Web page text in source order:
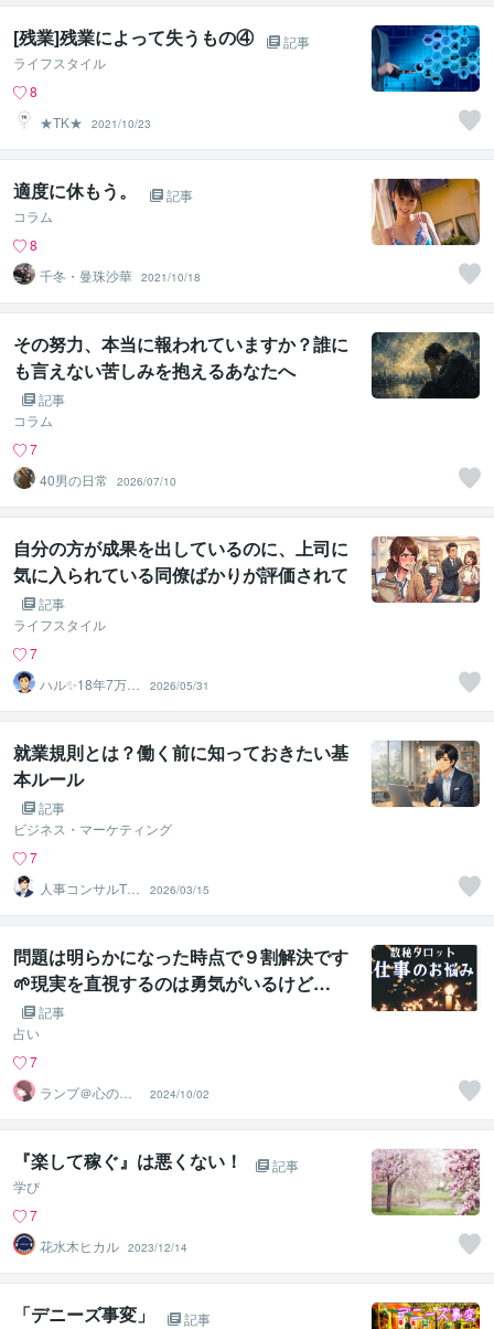
[残業]残業によって失うもの④
記事
ライフスタイル
8
★TK★
2021/10/23
適度に休もう。
記事
コラム
8
千冬・曼珠沙華 2021/10/18
その努力、本当に報われていますか？誰に
も言えない苦しみを抱えるあなたへ
記事
コラム
7
40男の日常
2026/07/10
自分の方が成果を出しているのに、上司に
気に入られている同僚ばかりが評価されて
悔しいあなたへ
記事
ライフスタイル
7
ハル✨18年7万人
以上の実績×書籍
著者
2026/05/31
就業規則とは？働く前に知っておきたい基
本ルール
記事
ビジネス・マーケティング
7
人事コンサルTak
a
2026/03/15
問題は明らかになった時点で９割解決です
🌱現実を直視するのは勇気がいるけど…
記事
占い
7
ランプ＠心のお
悩み解決専門家
2024/10/02
『楽して稼ぐ』は悪くない！
記事
学び
7
花水木ヒカル 2023/12/14
「デニーズ事変」
記事